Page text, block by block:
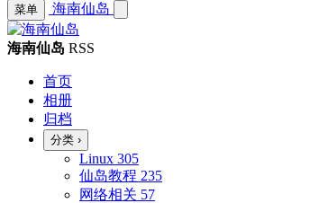
菜单 海南仙岛
海南仙岛 RSS
首页
相册
归档
分类 ›
Linux 305
仙岛教程 235
网络相关 57